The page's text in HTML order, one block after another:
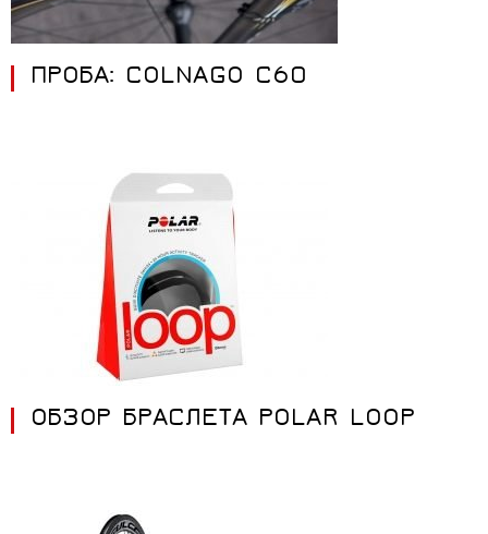
ПРОБА: COLNAGO C60
ОБЗОР БРАСЛЕТА POLAR LOOP